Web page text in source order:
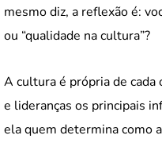
mesmo diz, a reflexão é:
ou “qualidade na cultura”?
A cultura é própria de cada
e lideranças os principais
ela quem determina como